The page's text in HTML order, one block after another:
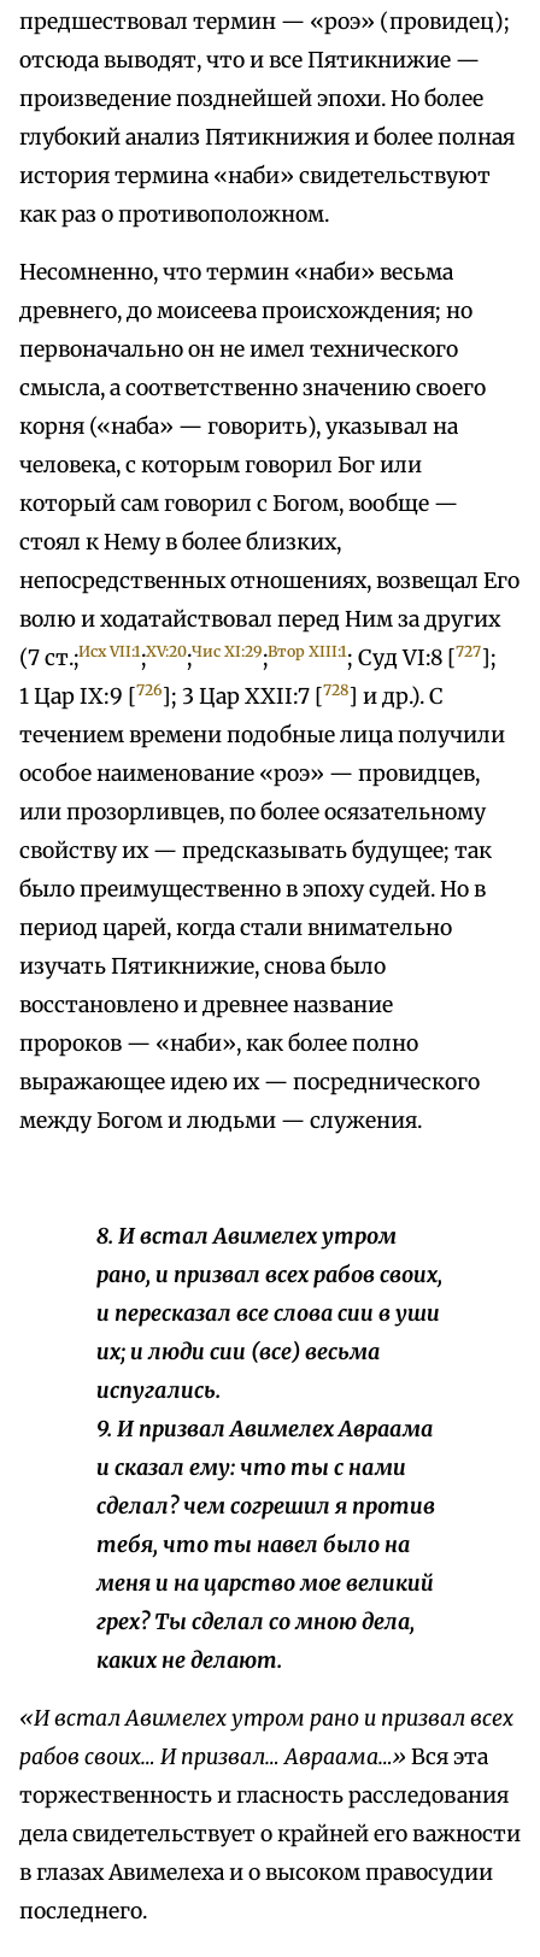
предшествовал термин — «роэ» (провидец);
отсюда выводят, что и все Пятикнижие —
произведение позднейшей эпохи. Но более
глубокий анализ Пятикнижия и более полная
история термина «наби» свидетельствуют
как раз о противоположном.
Несомненно, что термин «наби» весьма
древнего, до моисеева происхождения; но
первоначально он не имел технического
смысла, а соответственно значению своего
корня («наба» — говорить), указывал на
человека, с которым говорил Бог или
который сам говорил с Богом, вообще —
стоял к Нему в более близких,
непосредственных отношениях, возвещал Его
волю и ходатайствовал перед Ним за других
(7 ст.;Исх VII:1;XV:20;Чис XI:29;Втор XIII:1; Суд VI:8 [727];
1 Цар IX:9 [726]; 3 Цар XXII:7 [728] и др.). С
течением времени подобные лица получили
особое наименование «роэ» — провидцев,
или прозорливцев, по более осязательному
свойству их — предсказывать будущее; так
было преимущественно в эпоху судей. Но в
период царей, когда стали внимательно
изучать Пятикнижие, снова было
восстановлено и древнее название
пророков — «наби», как более полно
выражающее идею их — посреднического
между Богом и людьми — служения.
8. И встал Авимелех утром
рано, и призвал всех рабов своих,
и пересказал все слова сии в уши
их; и люди сии (все) весьма
испугались.
9. И призвал Авимелех Авраама
и сказал ему: что ты с нами
сделал? чем согрешил я против
тебя, что ты навел было на
меня и на царство мое великий
грех? Ты сделал со мною дела,
каких не делают.
«И встал Авимелех утром рано и призвал всех
рабов своих… И призвал… Авраама…» Вся эта
торжественность и гласность расследования
дела свидетельствует о крайней его важности
в глазах Авимелеха и о высоком правосудии
последнего.